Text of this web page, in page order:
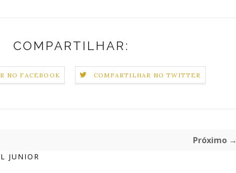
COMPARTILHAR:
NO FACEBOOK COMPARTILHAR NO TWITTER
Próximo →
JUNIOR